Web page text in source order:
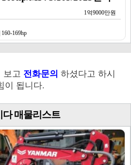
1억9000만원
169hp
보고 전화문의 하셨다고 하시
이 됩니다.
다 매물리스트